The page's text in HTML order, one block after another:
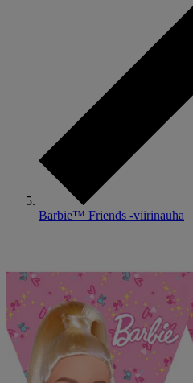
Barbie™ Friends -viirinauha